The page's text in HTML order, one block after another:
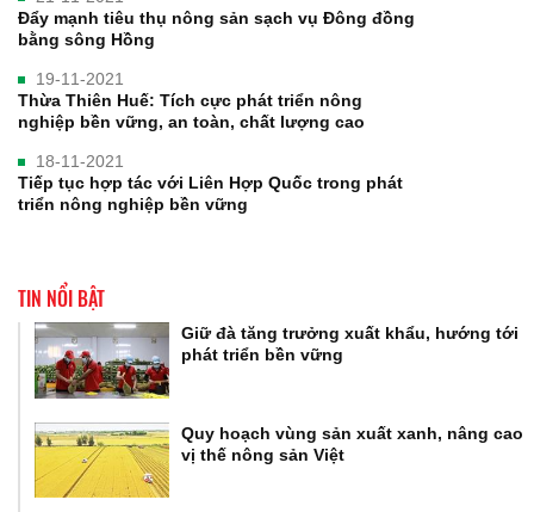
Đẩy mạnh tiêu thụ nông sản sạch vụ Đông đồng
bằng sông Hồng
19-11-2021
Thừa Thiên Huế: Tích cực phát triển nông
nghiệp bền vững, an toàn, chất lượng cao
18-11-2021
Tiếp tục hợp tác với Liên Hợp Quốc trong phát
triển nông nghiệp bền vững
TIN NỔI BẬT
Giữ đà tăng trưởng xuất khẩu, hướng tới
phát triển bền vững
Quy hoạch vùng sản xuất xanh, nâng cao
vị thế nông sản Việt